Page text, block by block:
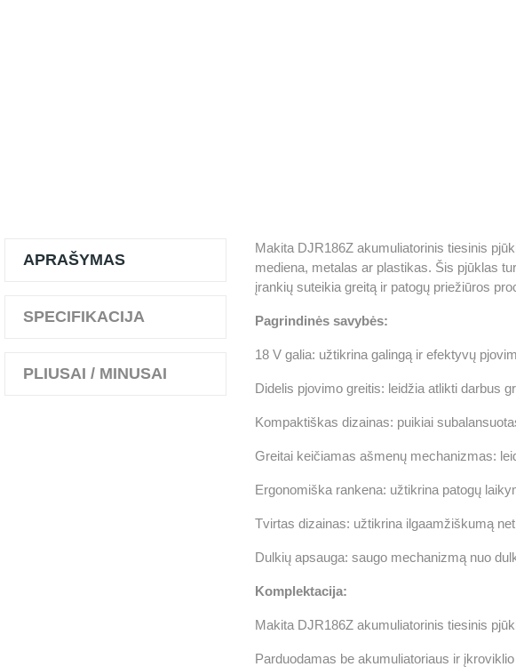
APRAŠYMAS
SPECIFIKACIJA
PLIUSAI / MINUSAI
Makita DJR186Z akumuliatorinis tiesinis
mediena, metalas ar plastikas. Šis pjūklas
įrankių suteikia greitą ir patogų priežiūros
Pagrindinės savybės:
18 V galia: užtikrina galingą ir efektyvų
Didelis pjovimo greitis: leidžia atlikti darbus
Kompaktiškas dizainas: puikiai
Greitai keičiamas ašmenų mechanizmas:
Ergonomiška rankena: užtikrina patogų
Tvirtas dizainas: užtikrina ilgaamžiškumą
Dulkių apsauga: saugo mechanizmą nuo
Komplektacija:
Makita DJR186Z akumuliatorinis tiesinis
Parduodamas be akumuliatoriaus ir